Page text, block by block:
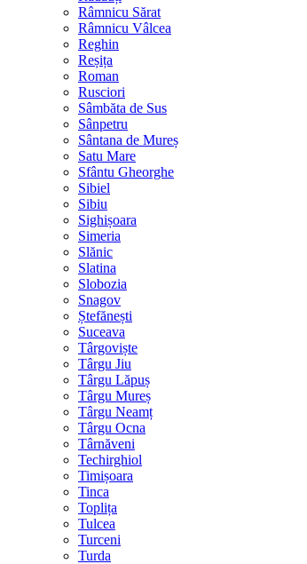
Râmnicu Sărat
Râmnicu Vâlcea
Reghin
Reșița
Roman
Rusciori
Sâmbăta de Sus
Sânpetru
Sântana de Mureș
Satu Mare
Sfântu Gheorghe
Sibiel
Sibiu
Sighișoara
Simeria
Slănic
Slatina
Slobozia
Snagov
Ștefănești
Suceava
Târgoviște
Târgu Jiu
Târgu Lăpuș
Târgu Mureș
Târgu Neamț
Târgu Ocna
Târnăveni
Techirghiol
Timișoara
Tinca
Toplița
Tulcea
Turceni
Turda